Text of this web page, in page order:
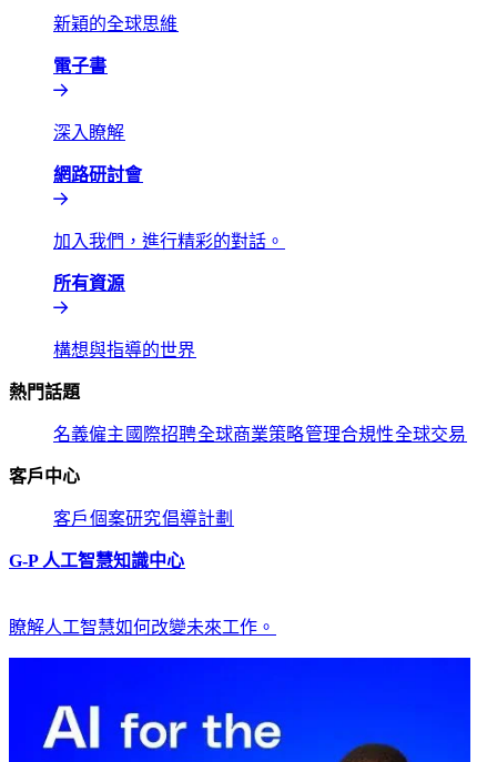
新穎的全球思維​​
電子書​​
深入瞭解​​
網路研討會​​
加入我們，進行精彩的對話。​​
所有資源​​
構想與指導的世界​​
熱門話題​​
名義僱主​​ 國際招聘​​全球商業策略​​管理合規性​​全球交易​​
客戶中心​​
客戶​​個案研究​​倡導計劃​​
G-P 人工智慧知識中心​​
瞭解人工智慧如何改變未來工作。​​